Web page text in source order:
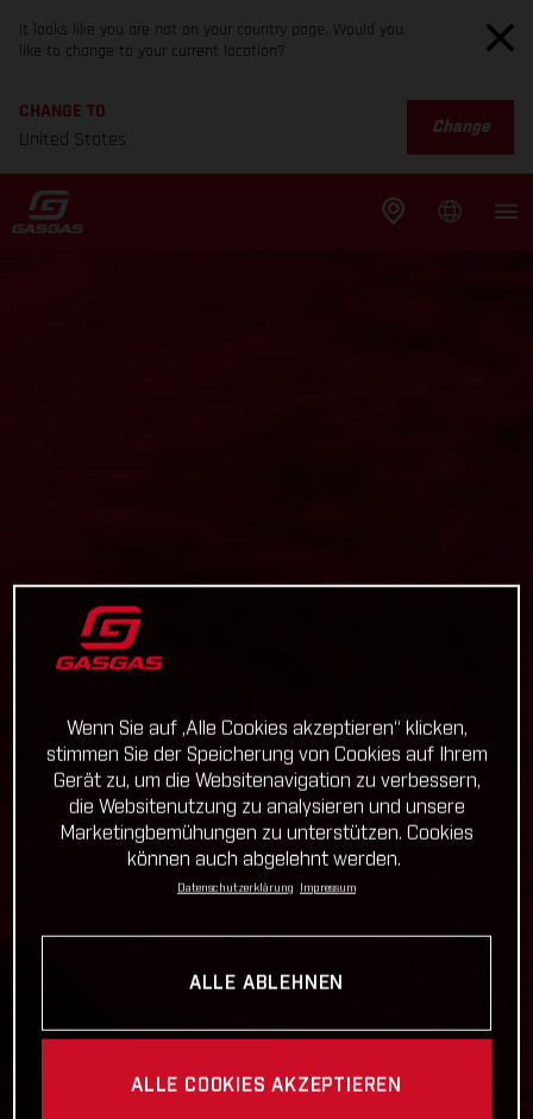
It looks like you are not on your country page. Would you
like to change to your current location?
CHANGE TO
United States
Change
Wenn Sie auf „Alle Cookies akzeptieren“ klicken,
stimmen Sie der Speicherung von Cookies auf Ihrem
Gerät zu, um die Websitenavigation zu verbessern,
die Websitenutzung zu analysieren und unsere
Marketingbemühungen zu unterstützen. Cookies
können auch abgelehnt werden.
Datenschutzerklärung Impressum
ALLE ABLEHNEN
ALLE COOKIES AKZEPTIEREN